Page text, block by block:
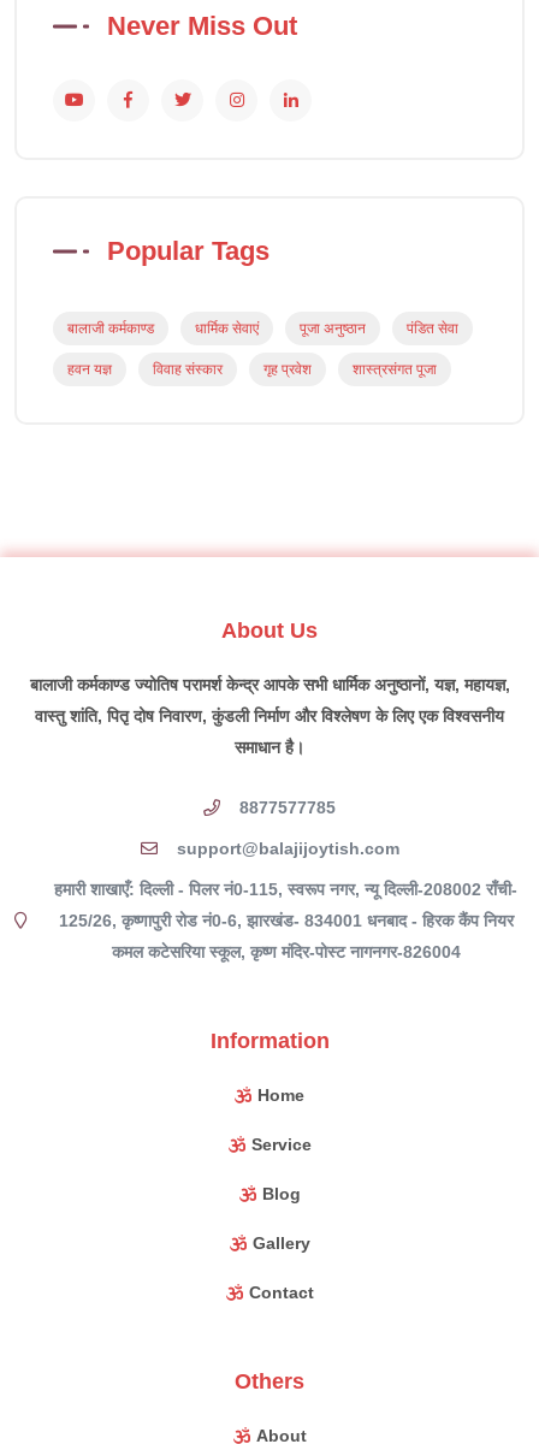
Never Miss Out
Popular Tags
बालाजी कर्मकाण्ड धार्मिक सेवाएं पूजा अनुष्ठान पंडित सेवा
हवन यज्ञ विवाह संस्कार गृह प्रवेश शास्त्रसंगत पूजा
About Us
बालाजी कर्मकाण्ड ज्योतिष परामर्श केन्द्र आपके सभी धार्मिक अनुष्ठानों, यज्ञ, महायज्ञ,
वास्तु शांति, पितृ दोष निवारण, कुंडली निर्माण और विश्लेषण के लिए एक विश्वसनीय
समाधान है।
8877577785
support@balajijoytish.com
हमारी शाखाएँ: दिल्ली - पिलर नं0-115, स्वरूप नगर, न्यू दिल्ली-208002 राँची-
125/26, कृष्णापुरी रोड नं0-6, झारखंड- 834001 धनबाद - हिरक कैंप नियर
कमल कटेसरिया स्कूल, कृष्ण मंदिर-पोस्ट नागनगर-826004
Information
Home
Service
Blog
Gallery
Contact
Others
About